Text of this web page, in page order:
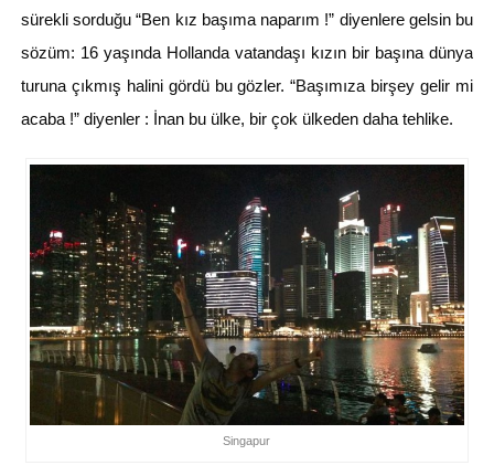
sürekli sorduğu “Ben kız başıma naparım !” diyenlere gelsin bu
sözüm: 16 yaşında Hollanda vatandaşı kızın bir başına dünya
turuna çıkmış halini gördü bu gözler. “Başımıza birşey gelir mi
acaba !” diyenler : İnan bu ülke, bir çok ülkeden daha tehlike.
Singapur